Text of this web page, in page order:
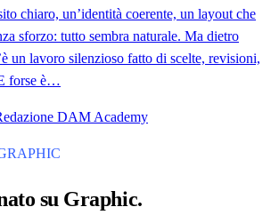
chiaro, un’identità coerente, un layout che
sforzo: tutto sembra naturale. Ma dietro
un lavoro silenzioso fatto di scelte, revisioni,
forse è…
DAM Academy
su Graphic.